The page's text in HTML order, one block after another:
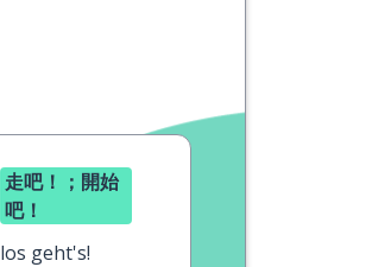
走吧！；開始
吧！
los geht's!